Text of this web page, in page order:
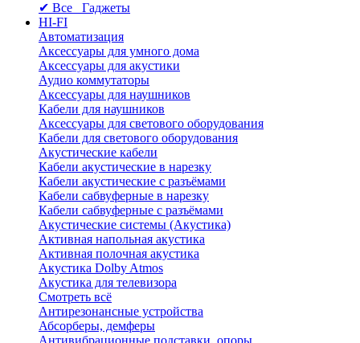
✔ Все Гаджеты
HI-FI
Автоматизация
Аксессуары для умного дома
Аксессуары для акустики
Аудио коммутаторы
Аксессуары для наушников
Кабели для наушников
Аксессуары для светового оборудования
Кабели для светового оборудования
Акустические кабели
Кабели акустические в нарезку
Кабели акустические с разъёмами
Кабели сабвуферные в нарезку
Кабели сабвуферные с разъёмами
Акустические системы (Акустика)
Активная напольная акустика
Активная полочная акустика
Акустика Dolby Atmos
Акустика для телевизора
Смотреть всё
Антирезонансные устройства
Абсорберы, демферы
Антивибрационные подставки, опоры